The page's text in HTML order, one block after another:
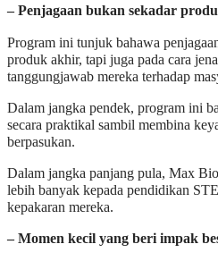
– Penjagaan bukan sekadar
Program ini tunjuk bahawa
produk akhir, tapi juga pada cara
tanggungjawab mereka terhadap
Dalam jangka pendek, program ini
secara praktikal sambil membina
berpasukan.
Dalam jangka panjang pula, Max
lebih banyak kepada pendidikan
kepakaran mereka.
– Momen kecil yang beri impak